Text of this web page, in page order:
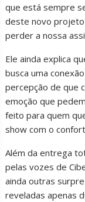
que está sempre
deste novo
perder a nossa
Ele ainda explica
busca uma
percepção de que
emoção que
feito para quem
show com o
Além da entrega
pelas vozes de
ainda outras
reveladas apenas